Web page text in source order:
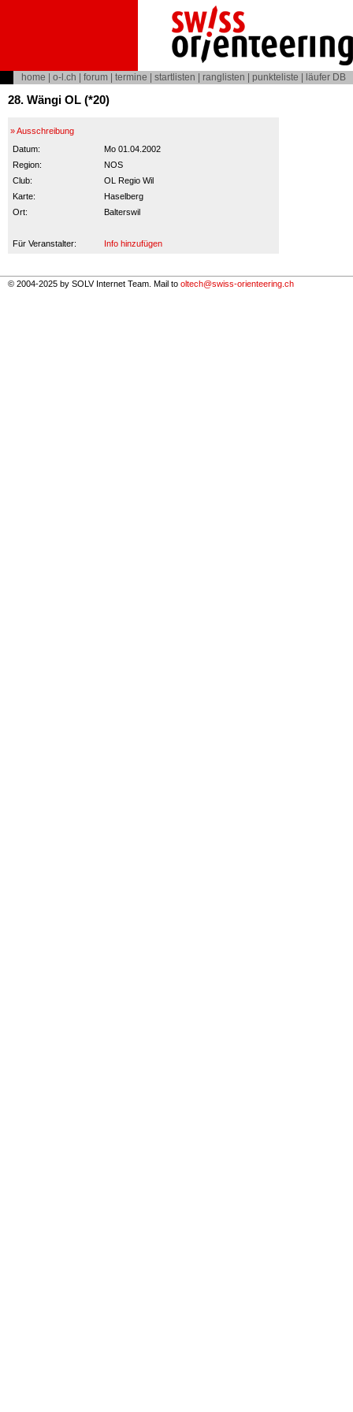
home o-l.ch forum termine startlisten ranglisten punkteliste läufer DB
28. Wängi OL (*20)
» Ausschreibung
Datum:
Mo 01.04.2002
Region:
NOS
Club:
OL Regio Wil
Karte:
Haselberg
Ort:
Balterswil
Für Veranstalter: Info hinzufügen
© 2004-2025 by SOLV Internet Team. Mail to oltech@swiss-orienteering.ch